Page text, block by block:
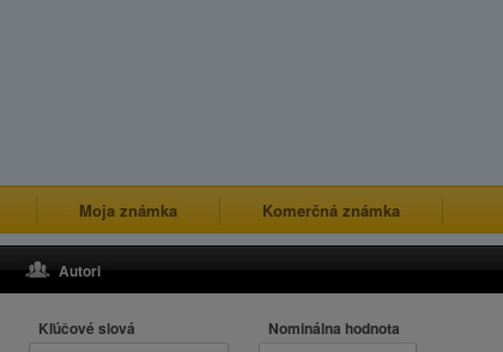
Moja známka Komerčná známka
Autori
Kľúčové slová Nominálna hodnota